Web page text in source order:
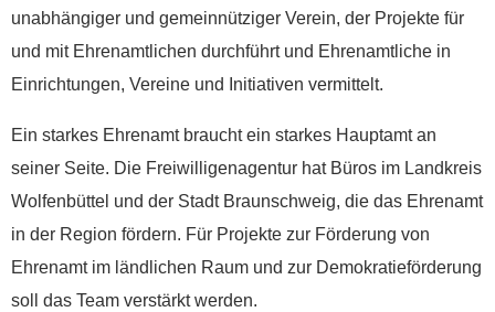
unabhängiger und gemeinnütziger Verein, der Projekte für
und mit Ehrenamtlichen durchführt und Ehrenamtliche in
Einrichtungen, Vereine und Initiativen vermittelt.
Ein starkes Ehrenamt braucht ein starkes Hauptamt an
seiner Seite. Die Freiwilligenagentur hat Büros im Landkreis
Wolfenbüttel und der Stadt Braunschweig, die das Ehrenamt
in der Region fördern. Für Projekte zur Förderung von
Ehrenamt im ländlichen Raum und zur Demokratieförderung
soll das Team verstärkt werden.